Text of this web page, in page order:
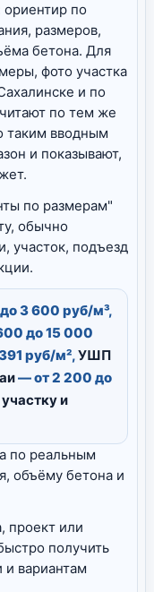
по
размеров,
бетона. Для
фото участка
и по
по тем же
таким вводным
и показывают,
по размерам"
обычно
участок, подъезд
3 600 руб/м³,
до 15 000
руб/м²,УШП
— от 2 200 до
и
по реальным
объёму бетона и
проект или
получить
и вариантам